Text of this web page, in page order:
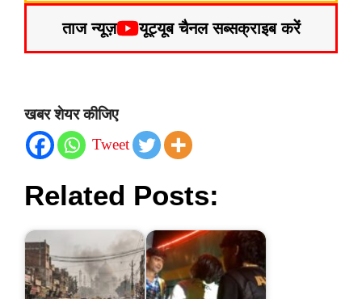
ताज न्यूज़ यूट्यूब चैनल सब्सक्राइब करें
खबर शेयर कीजिए
Tweet
Related Posts: